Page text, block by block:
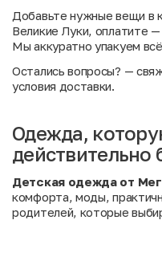
Добавьте нужные вещи в
Великие Луки, оплатите
Мы аккуратно упакуем
Остались вопросы? —
условия доставки.
Одежда,
действительно
Детская одежда от
комфорта, моды,
родителей, которые